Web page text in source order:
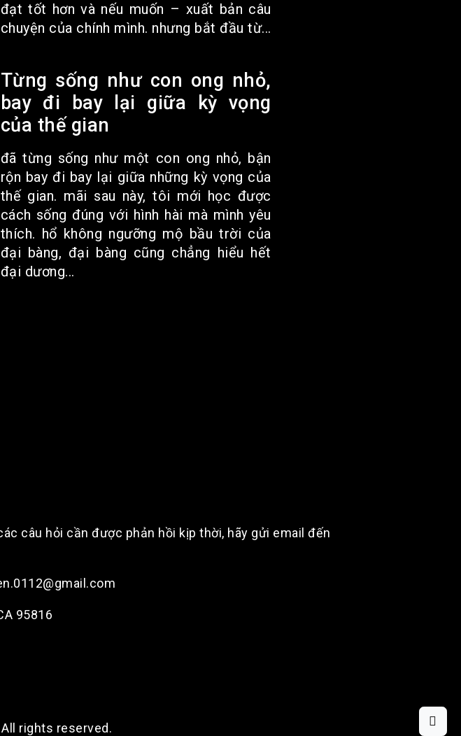
đạt tốt hơn và nếu muốn – xuất bản câu
chuyện của chính mình. nhưng bắt đầu từ...
Từng sống như con ong nhỏ,
bay đi bay lại giữa kỳ vọng
của thế gian
đã từng sống như một con ong nhỏ, bận
rộn bay đi bay lại giữa những kỳ vọng của
thế gian. mãi sau này, tôi mới học được
cách sống đúng với hình hài mà mình yêu
thích. hổ không ngưỡng mộ bầu trời của
đại bàng, đại bàng cũng chẳng hiểu hết
đại dương...
câu hỏi cần được phản hồi kịp thời, hãy gửi email đến
95816
All rights reserved.